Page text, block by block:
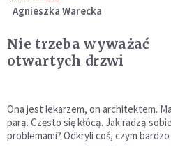
Agnieszka Warecka
Nie trzeba wyważać
otwartych drzwi
Ona jest lekarzem, on architektem.
parą. Często się kłócą. Jak radzą
problemami? Odkryli coś, czym